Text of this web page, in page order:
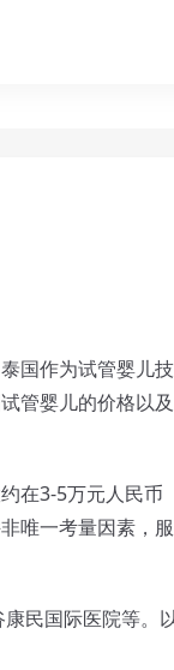
国作为试管婴儿技
管婴儿的价格以及
在3-5万元人民币
唯一考量因素，服
民国际医院等。